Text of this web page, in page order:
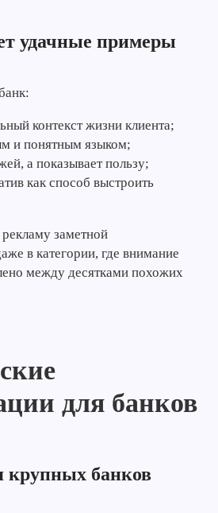
удачные примеры
контекст жизни клиента;
и понятным языком;
а показывает пользу;
как способ выстроить
заметной
в категории, где внимание
между десятками похожих
для банков
крупных банков